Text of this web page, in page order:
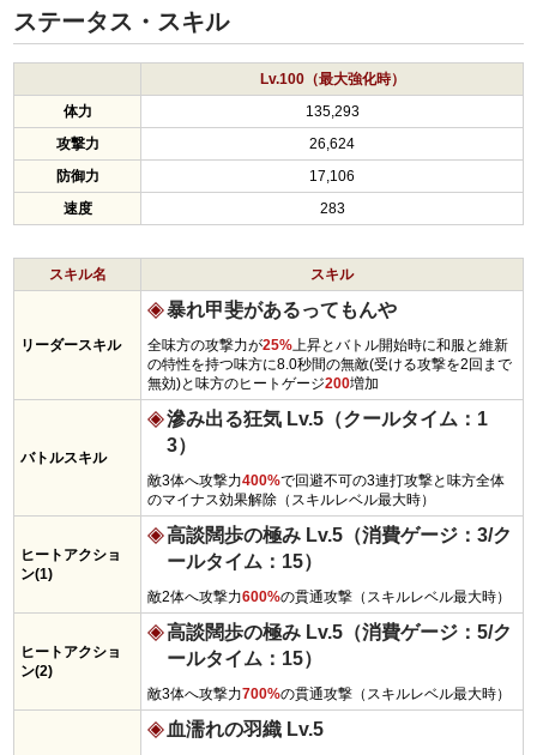
ステータス・スキル
Lv.100（最大強化時）
体力
135,293
攻撃力
26,624
防御力
17,106
速度
283
スキル名 スキル
リーダースキル
暴れ甲斐があるってもんや
全味方の攻撃力が25%上昇とバトル開始時に和服と維新
の特性を持つ味方に8.0秒間の無敵(受ける攻撃を2回まで
無効)と味方のヒートゲージ200増加
バトルスキル
滲み出る狂気 Lv.5（クールタイム：1
3）
敵3体へ攻撃力400%で回避不可の3連打攻撃と味方全体
のマイナス効果解除（スキルレベル最大時）
ヒートアクショ
ン(1)
高談闊歩の極み Lv.5（消費ゲージ：3/ク
ールタイム：15）
敵2体へ攻撃力600%の貫通攻撃（スキルレベル最大時）
ヒートアクショ
ン(2)
高談闊歩の極み Lv.5（消費ゲージ：5/ク
ールタイム：15）
敵3体へ攻撃力700%の貫通攻撃（スキルレベル最大時）
血濡れの羽織 Lv.5